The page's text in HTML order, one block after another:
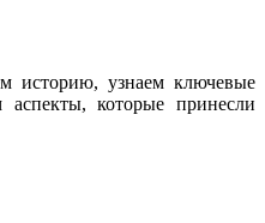
историю, узнаем ключевые
которые принесли